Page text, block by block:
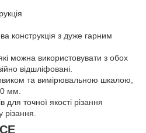
конструкція з дуже гарним
можна використовувати з обох
відшліфовані.
та вимірювальною шкалою,
мм.
точної якості різання
різання.